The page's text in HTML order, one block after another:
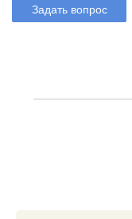
Задать вопрос